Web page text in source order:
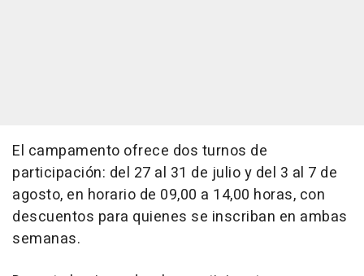
El campamento ofrece dos turnos de
participación: del 27 al 31 de julio y del 3 al 7 de
agosto, en horario de 09,00 a 14,00 horas, con
descuentos para quienes se inscriban en ambas
semanas.